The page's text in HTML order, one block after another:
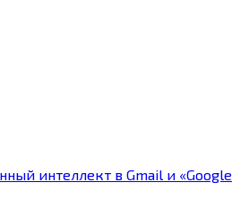
интеллект в Gmail и «Google